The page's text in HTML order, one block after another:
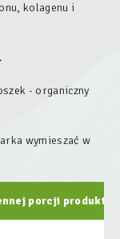
kolagenu i
.
- organiczny
wymieszać w
porcji produktu: